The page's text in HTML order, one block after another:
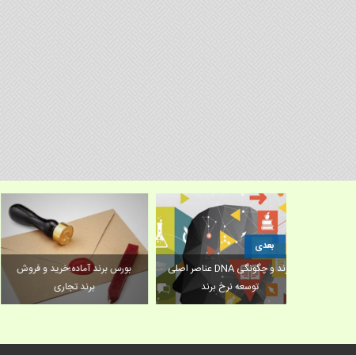
بورس برند آماده؛خرید و فروش
برند تجاری
عناصر اصلی DNA برند و چگونگی
توسعه نرخ برند
بعدی